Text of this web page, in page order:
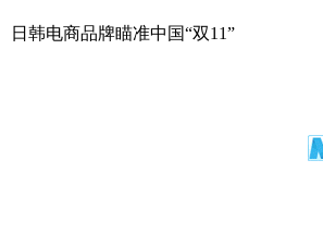
日韩电商品牌瞄准中国“双11”